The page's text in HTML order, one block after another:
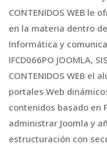
CONTENIDOS WEB le
en la materia dentro
Informática y
IFCD066PO JOOMLA,
CONTENIDOS WEB el
portales Web
contenidos basado en
administrar Joomla y
estructuración con